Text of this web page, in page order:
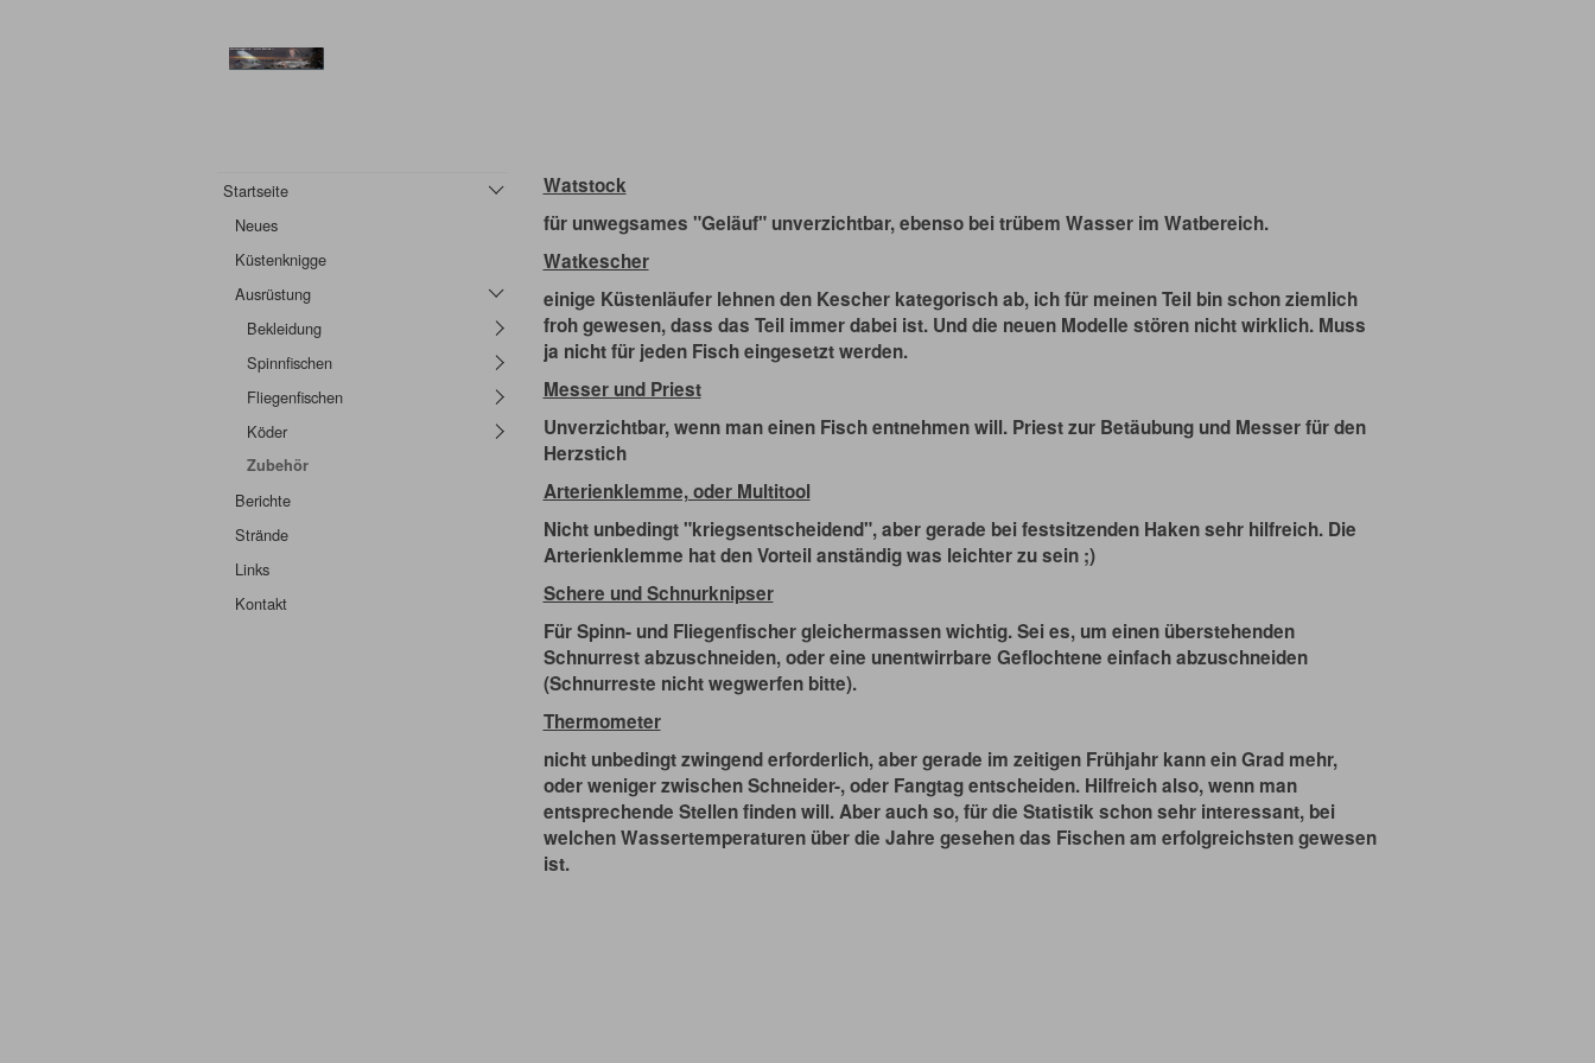
Startseite
Neues
Küstenknigge
Ausrüstung
Bekleidung
Spinnfischen
Fliegenfischen
Köder
Zubehör
Berichte
Strände
Links
Kontakt
Watstock
für unwegsames "Geläuf" unverzichtbar, ebenso bei trübem Wasser im Watbereich.
Watkescher
einige Küstenläufer lehnen den Kescher kategorisch ab, ich für meinen Teil bin schon ziemlich
froh gewesen, dass das Teil immer dabei ist. Und die neuen Modelle stören nicht wirklich. Muss
ja nicht für jeden Fisch eingesetzt werden.
Messer und Priest
Unverzichtbar, wenn man einen Fisch entnehmen will. Priest zur Betäubung und Messer für den
Herzstich
Arterienklemme, oder Multitool
Nicht unbedingt "kriegsentscheidend", aber gerade bei festsitzenden Haken sehr hilfreich. Die
Arterienklemme hat den Vorteil anständig was leichter zu sein ;)
Schere und Schnurknipser
Für Spinn- und Fliegenfischer gleichermassen wichtig. Sei es, um einen überstehenden
Schnurrest abzuschneiden, oder eine unentwirrbare Geflochtene einfach abzuschneiden
(Schnurreste nicht wegwerfen bitte).
Thermometer
nicht unbedingt zwingend erforderlich, aber gerade im zeitigen Frühjahr kann ein Grad mehr,
oder weniger zwischen Schneider-, oder Fangtag entscheiden. Hilfreich also, wenn man
entsprechende Stellen finden will. Aber auch so, für die Statistik schon sehr interessant, bei
welchen Wassertemperaturen über die Jahre gesehen das Fischen am erfolgreichsten gewesen
ist.